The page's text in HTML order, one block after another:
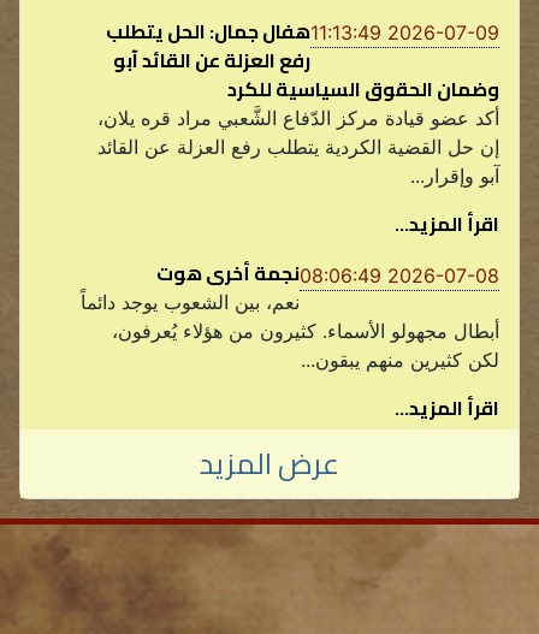
2026-07-09 11:13:49
هفال جمال: الحل يتطلب
رفع العزلة عن القائد آبو
وضمان الحقوق السياسية للكرد
أكد عضو قيادة مركز الدّفاع الشَّعبي مراد قره يلان،
إن حل القضية الكردية يتطلب رفع العزلة عن القائد
آبو وإقرار...
اقرأ المزيد...
2026-07-08 08:06:49 نجمة أخرى هوت
نعم، بين الشعوب يوجد دائماً
أبطال مجهولو الأسماء. كثيرون من هؤلاء يُعرفون،
لكن كثيرين منهم يبقون...
اقرأ المزيد...
عرض المزيد